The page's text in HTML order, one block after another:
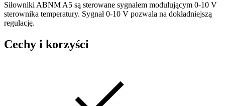
Siłowniki ABNM A5 są sterowane sygnałem modulującym 0-10 V
sterownika temperatury. Sygnał 0-10 V pozwala na dokładniejszą
regulację.
Cechy i korzyści